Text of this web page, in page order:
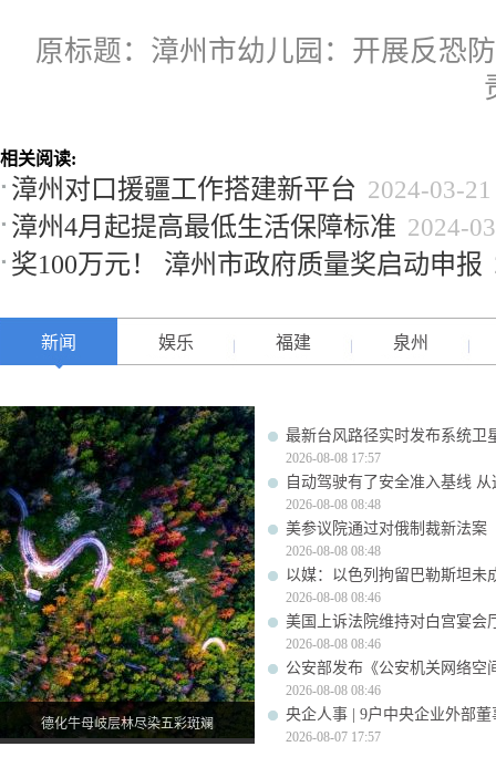
原标题：漳州市幼儿园：开展反恐
相关阅读:
漳州对口援疆工作搭建新平台 2024-03-21
漳州4月起提高最低生活保障标准 2024-
奖100万元！ 漳州市政府质量奖启动申报
新闻 娱乐 福建 泉州
德化牛母岐层林尽染五彩斑斓
最新台风路径实时发布系统卫
2026-08-08 17:57
自动驾驶有了安全准入基线
2026-08-08 08:48
美参议院通过对俄制裁新法案
2026-08-08 08:48
以媒：以色列拘留巴勒斯坦未
2026-08-08 08:46
美国上诉法院维持对白宫宴会
2026-08-08 08:46
公安部发布《公安机关网络空
2026-08-08 08:46
央企人事 | 9户中央企业外部
2026-08-07 17:57